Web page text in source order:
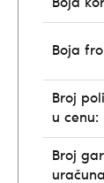
Boja
Boja
Broj
u cenu:
Broj